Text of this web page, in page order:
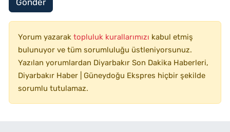
Yorum yazarak topluluk kurallarımızı kabul etmiş
bulunuyor ve tüm sorumluluğu üstleniyorsunuz.
Yazılan yorumlardan Diyarbakır Son Dakika Haberleri,
Diyarbakır Haber | Güneydoğu Ekspres hiçbir şekilde
sorumlu tutulamaz.